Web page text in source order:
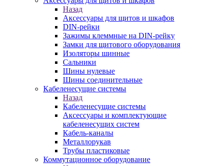
Назад
Аксессуары для щитов и шкафов
DIN-рейки
Зажимы клеммные на DIN-рейку
Замки для щитового оборудования
Изоляторы шинные
Сальники
Шины нулевые
Шины соединительные
Кабеленесущие системы
Назад
Кабеленесущие системы
Аксессуары и комплектующие
кабеленесущих систем
Кабель-каналы
Металлорукав
Трубы пластиковые
Коммутационное оборудование